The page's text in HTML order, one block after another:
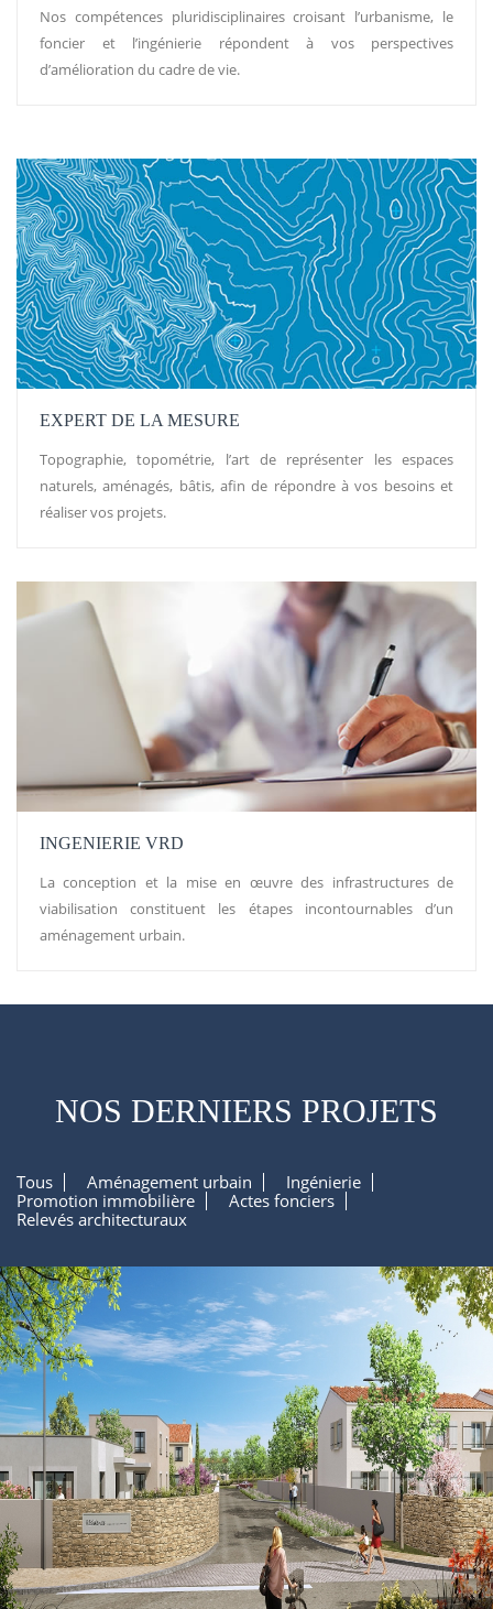
Nos compétences pluridisciplinaires croisant l’urbanisme, le
foncier et l’ingénierie répondent à vos perspectives
d’amélioration du cadre de vie.
EXPERT DE LA MESURE
Topographie, topométrie, l’art de représenter les espaces
naturels, aménagés, bâtis, afin de répondre à vos besoins et
réaliser vos projets.
INGENIERIE VRD
La conception et la mise en œuvre des infrastructures de
viabilisation constituent les étapes incontournables d’un
aménagement urbain.
NOS DERNIERS PROJETS
Tous Aménagement urbain
Ingénierie
Promotion immobilière
Actes fonciers
Relevés architecturaux